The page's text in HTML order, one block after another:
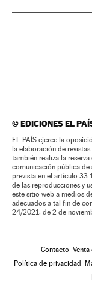
©EDICIONES EL
EL PAÍS ejerce la
la elaboración de
también realiza la
comunicación pública de
prevista en el artículo
de las reproducciones y
este sitio web a medios
adecuados a tal fin de
24/2021, de 2 de
Contacto
Política de privacidad